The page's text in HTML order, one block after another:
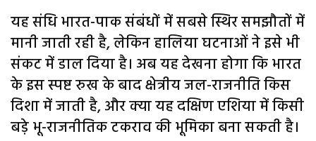
यह संधि भारत-पाक संबंधों में सबसे स्थिर समझौतों में
मानी जाती रही है, लेकिन हालिया घटनाओं ने इसे भी
संकट में डाल दिया है। अब यह देखना होगा कि भारत
के इस स्पष्ट रुख के बाद क्षेत्रीय जल-राजनीति किस
दिशा में जाती है, और क्या यह दक्षिण एशिया में किसी
बड़े भू-राजनीतिक टकराव की भूमिका बना सकती है।